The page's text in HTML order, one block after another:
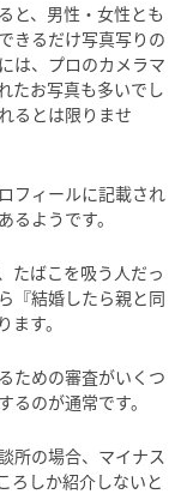
と、男性・女性とも
きるだけ写真写りの
は、プロのカメラマ
たお写真も多いでし
るとは限りませ
フィールに記載され
ようです。
たばこを吸う人だっ
『結婚したら親と同
す。
ための審査がいくつ
のが通常です。
所の場合、マイナス
ろしか紹介しないと